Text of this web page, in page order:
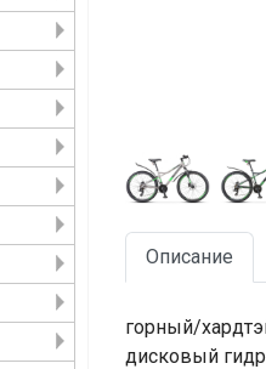
Описание
горный/
дисковый